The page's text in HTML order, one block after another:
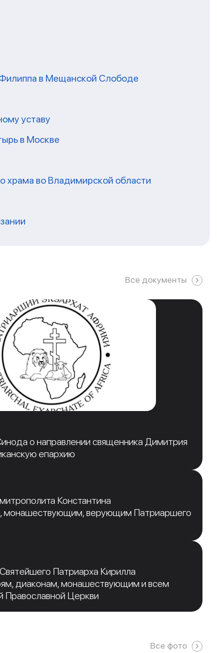
в Мещанской Слободе
уставу
в Москве
храма во Владимирской области
Все документы
о направлении священника Димитрия
епархию
Константина
монашествующим, верующим Патриаршего
Патриарха Кирилла
диаконам, монашествующим и всем
Православной Церкви
Все фото